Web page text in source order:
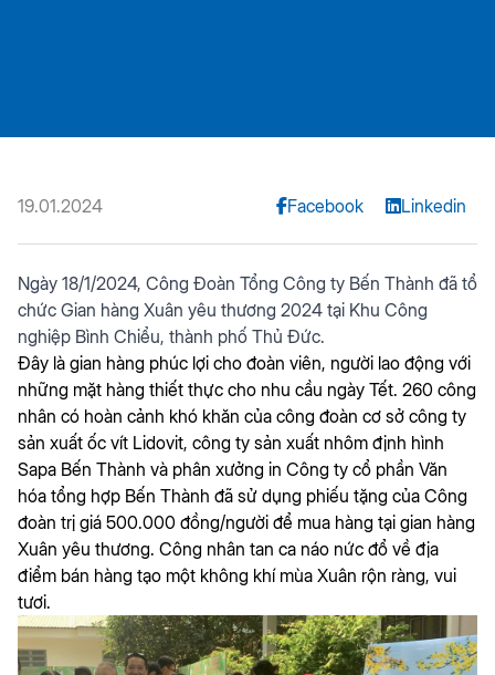
19.01.2024 Facebook Linkedin
Ngày 18/1/2024, Công Đoàn Tổng Công ty Bến Thành đã tổ
chức Gian hàng Xuân yêu thương 2024 tại Khu Công
nghiệp Bình Chiểu, thành phố Thủ Đức.
Đây là gian hàng phúc lợi cho đoàn viên, người lao động với
những mặt hàng thiết thực cho nhu cầu ngày Tết. 260 công
nhân có hoàn cảnh khó khăn của công đoàn cơ sở công ty
sản xuất ốc vít Lidovit, công ty sản xuất nhôm định hình
Sapa Bến Thành và phân xưởng in Công ty cổ phần Văn
hóa tổng hợp Bến Thành đã sử dụng phiếu tặng của Công
đoàn trị giá 500.000 đồng/người để mua hàng tại gian hàng
Xuân yêu thương. Công nhân tan ca náo nức đổ về địa
điểm bán hàng tạo một không khí mùa Xuân rộn ràng, vui
tươi.